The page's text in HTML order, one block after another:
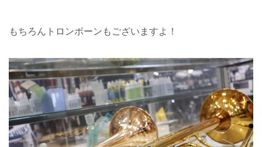
もちろんトロンボーンもございますよ！